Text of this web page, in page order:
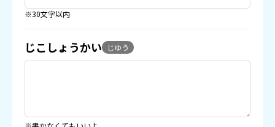
※30文字以内
じこしょうかい じゆう